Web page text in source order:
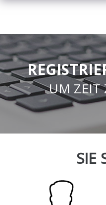
UM ZEIT
SIE